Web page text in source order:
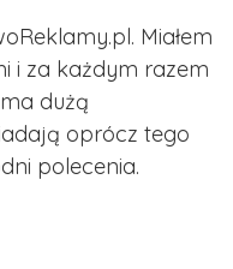
Miałem
i za każdym razem
dużą
oprócz tego
polecenia.